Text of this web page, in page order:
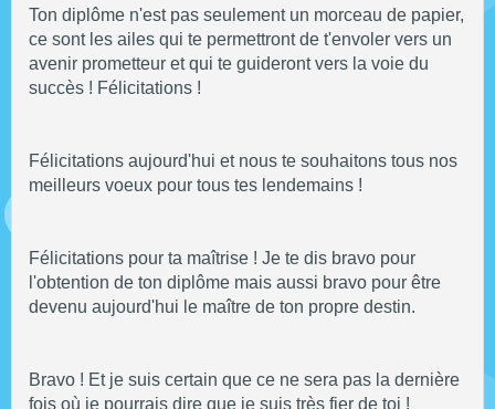
Ton diplôme n'est pas seulement un morceau de papier,
ce sont les ailes qui te permettront de t'envoler vers un
avenir prometteur et qui te guideront vers la voie du
succès ! Félicitations !
Félicitations aujourd'hui et nous te souhaitons tous nos
meilleurs voeux pour tous tes lendemains !
Félicitations pour ta maîtrise ! Je te dis bravo pour
l'obtention de ton diplôme mais aussi bravo pour être
devenu aujourd'hui le maître de ton propre destin.
Bravo ! Et je suis certain que ce ne sera pas la dernière
fois où je pourrais dire que je suis très fier de toi !